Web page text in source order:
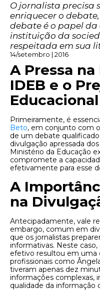
O jornalista precisa
enriquecer o
debate é o papel
instituição da
respeitada em sua
14/setembro | 2016
A Pressa
IDEB e o
Educacional
Primeiramente, é
Beto, em conjunto com o
de um debate
divulgação apressada
Ministério da Educação
compromete a
efetivamente para esse
A
na
Antecipadamente, vale
embargo, comum em
que os jornalistas
informativas. Neste
efetivo resultou em uma
profissionais como
tiveram apenas dez
informações complexas,
qualidade da informação